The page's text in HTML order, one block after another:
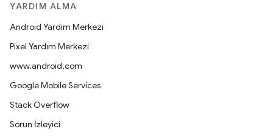
YARDIM ALMA
Android Yardım Merkezi
Pixel Yardım Merkezi
www.android.com
Google Mobile Services
Stack Overflow
Sorun İzleyici